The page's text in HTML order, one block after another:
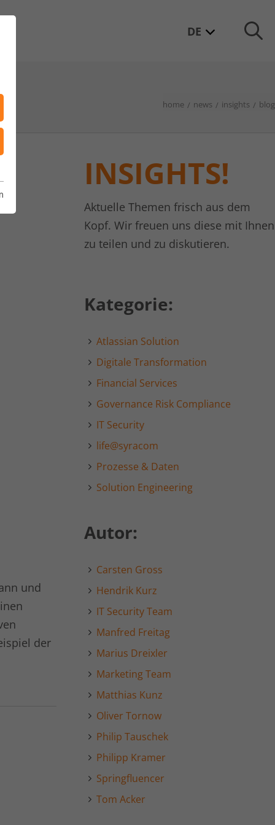
DE
home news insights blog
und
der
INSIGHTS!
Aktuelle Themen frisch aus dem
Kopf. Wir freuen uns diese mit Ihnen
zu teilen und zu diskutieren.
Kategorie:
Atlassian Solution
Digitale Transformation
Financial Services
Governance Risk Compliance
IT Security
life@syracom
Prozesse & Daten
Solution Engineering
Autor:
Carsten Gross
Hendrik Kurz
IT Security Team
Manfred Freitag
Marius Dreixler
Marketing Team
Matthias Kunz
Oliver Tornow
Philip Tauschek
Philipp Kramer
Springfluencer
Tom Acker